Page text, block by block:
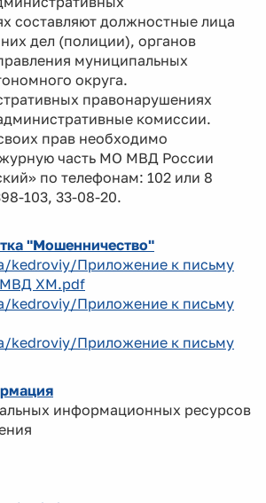
составляют должностные лица
дел (полиции), органов
муниципальных
округа.
правонарушениях
комиссии.
прав необходимо
часть МО МВД России
по телефонам: 102 или 8
103, 33-08-20.
"Мошенничество"
kedroviy/Приложение к письму
ХМ.pdf
kedroviy/Приложение к письму
kedroviy/Приложение к письму
информационных ресурсов